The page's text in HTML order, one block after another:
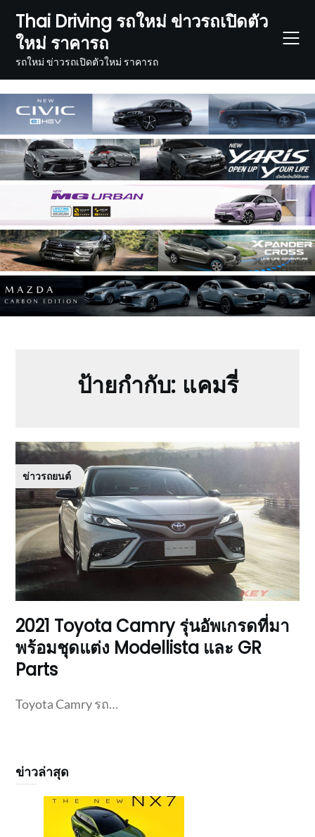
content
Thai Driving รถใหม่ ข่าวรถเปิดตัว
ใหม่ ราคารถ
รถใหม่ ข่าวรถเปิดตัวใหม่ ราคารถ
ป้ายกำกับ: แคมรี่
ข่าวรถยนต์
2021 Toyota Camry รุ่นอัพเกรดที่มา
พร้อมชุดแต่ง Modellista และ GR
Parts
Toyota Camry รถ…
ข่าวล่าสุด